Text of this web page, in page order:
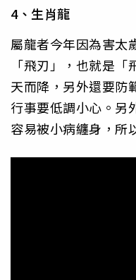
4、生肖龍
屬龍者今年因為害太
「飛刃」，也就是
天而降，另外還要防
行事要低調小心。另
容易被小病纏身，所